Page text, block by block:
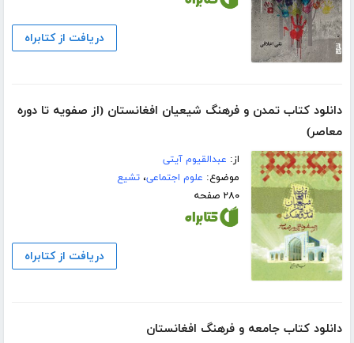
دریافت از کتابراه
دانلود کتاب تمدن و فرهنگ شیعیان افغانستان (از صفویه تا دوره
معاصر)
از: عبدالقیوم آیتی
موضوع: علوم اجتماعی،تشیع
۲۸۰ صفحه
دریافت از کتابراه
دانلود کتاب جامعه و فرهنگ افغانستان